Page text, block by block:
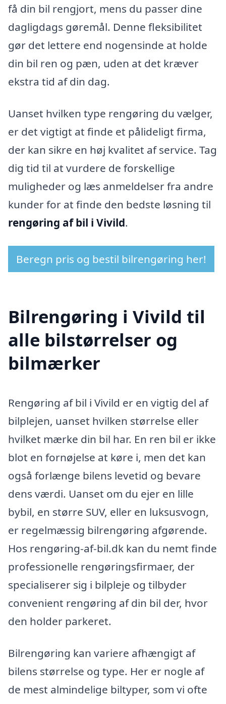
få din bil rengjort, mens du passer dine
dagligdags gøremål. Denne fleksibilitet
gør det lettere end nogensinde at holde
din bil ren og pæn, uden at det kræver
ekstra tid af din dag.
Uanset hvilken type rengøring du vælger,
er det vigtigt at finde et pålideligt firma,
der kan sikre en høj kvalitet af service. Tag
dig tid til at vurdere de forskellige
muligheder og læs anmeldelser fra andre
kunder for at finde den bedste løsning til
rengøring af bil i Vivild.
Beregn pris og bestil bilrengøring her!
Bilrengøring i Vivild til
alle bilstørrelser og
bilmærker
Rengøring af bil i Vivild er en vigtig del af
bilplejen, uanset hvilken størrelse eller
hvilket mærke din bil har. En ren bil er ikke
blot en fornøjelse at køre i, men det kan
også forlænge bilens levetid og bevare
dens værdi. Uanset om du ejer en lille
bybil, en større SUV, eller en luksusvogn,
er regelmæssig bilrengøring afgørende.
Hos rengøring-af-bil.dk kan du nemt finde
professionelle rengøringsfirmaer, der
specialiserer sig i bilpleje og tilbyder
convenient rengøring af din bil der, hvor
den holder parkeret.
Bilrengøring kan variere afhængigt af
bilens størrelse og type. Her er nogle af
de mest almindelige biltyper, som vi ofte